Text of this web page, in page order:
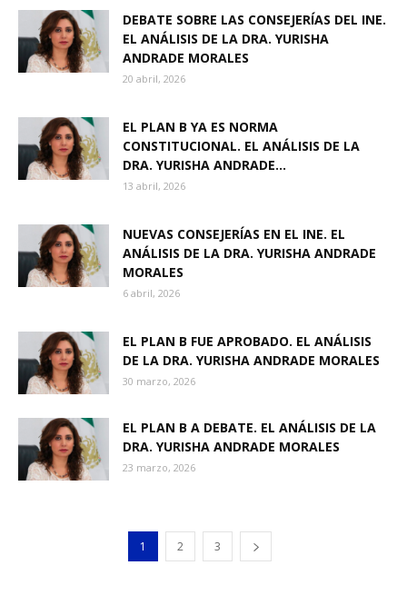
DEBATE SOBRE LAS CONSEJERÍAS DEL INE.
EL ANÁLISIS DE LA DRA. YURISHA
ANDRADE MORALES
20 abril, 2026
EL PLAN B YA ES NORMA
CONSTITUCIONAL. EL ANÁLISIS DE LA
DRA. YURISHA ANDRADE...
13 abril, 2026
NUEVAS CONSEJERÍAS EN EL INE. EL
ANÁLISIS DE LA DRA. YURISHA ANDRADE
MORALES
6 abril, 2026
EL PLAN B FUE APROBADO. EL ANÁLISIS
DE LA DRA. YURISHA ANDRADE MORALES
30 marzo, 2026
EL PLAN B A DEBATE. EL ANÁLISIS DE LA
DRA. YURISHA ANDRADE MORALES
23 marzo, 2026
1 2 3